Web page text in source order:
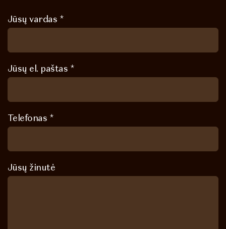
Jūsų vardas *
Jūsų el. paštas *
Telefonas *
Jūsų žinutė